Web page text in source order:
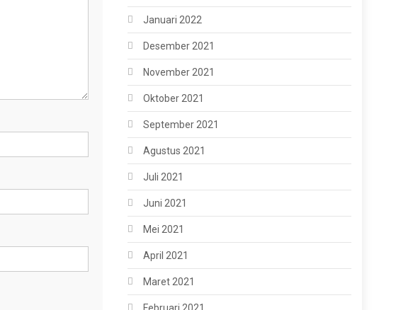
Januari 2022
Desember 2021
November 2021
Oktober 2021
September 2021
Agustus 2021
Juli 2021
Juni 2021
Mei 2021
April 2021
Maret 2021